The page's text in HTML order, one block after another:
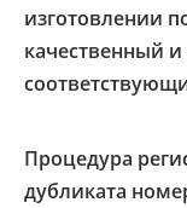
изготовлении
качественный
Процедура
дубликата